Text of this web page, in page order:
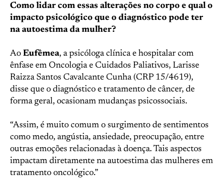
Como lidar com essas alterações no corpo e qual o
impacto psicológico que o diagnóstico pode ter
na autoestima da mulher?
Ao Eufêmea, a psicóloga clínica e hospitalar com
ênfase em Oncologia e Cuidados Paliativos, Larisse
Raizza Santos Cavalcante Cunha (CRP 15/4619),
disse que o diagnóstico e tratamento de câncer, de
forma geral, ocasionam mudanças psicossociais.
“Assim, é muito comum o surgimento de sentimentos
como medo, angústia, ansiedade, preocupação, entre
outras emoções relacionadas à doença. Tais aspectos
impactam diretamente na autoestima das mulheres em
tratamento oncológico.”